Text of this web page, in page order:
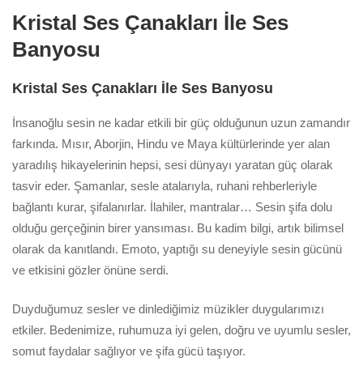
Kristal Ses Çanakları İle Ses
Banyosu
Kristal Ses Çanakları İle Ses Banyosu
İnsanoğlu sesin ne kadar etkili bir güç olduğunun uzun zamandır
farkında. Mısır, Aborjin, Hindu ve Maya kültürlerinde yer alan
yaradılış hikayelerinin hepsi, sesi dünyayı yaratan güç olarak
tasvir eder. Şamanlar, sesle atalarıyla, ruhani rehberleriyle
bağlantı kurar, şifalanırlar. İlahiler, mantralar… Sesin şifa dolu
olduğu gerçeğinin birer yansıması. Bu kadim bilgi, artık bilimsel
olarak da kanıtlandı. Emoto, yaptığı su deneyiyle sesin gücünü
ve etkisini gözler önüne serdi.
Duyduğumuz sesler ve dinlediğimiz müzikler duygularımızı
etkiler. Bedenimize, ruhumuza iyi gelen, doğru ve uyumlu sesler,
somut faydalar sağlıyor ve şifa gücü taşıyor.